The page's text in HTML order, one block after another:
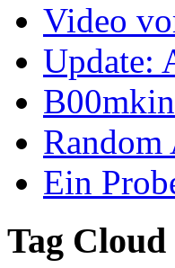
Video
Update:
Random
Ein
Tag Cloud